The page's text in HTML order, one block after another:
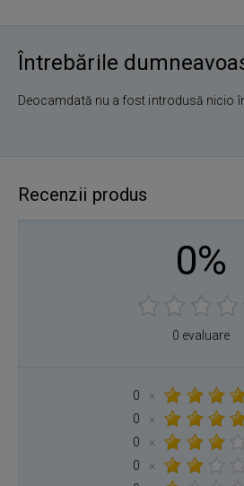
Întrebările
Deocamdată nu a fost introdusă nicio
Recenzii produs
0%
0 evaluare
0
×
0
×
0
×
0
×